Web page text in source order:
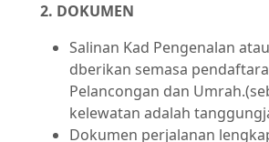
2. DOKUMEN
Salinan Kad Pengenalan
dberikan semasa
Pelancongan dan
kelewatan adalah
Dokumen perjalanan